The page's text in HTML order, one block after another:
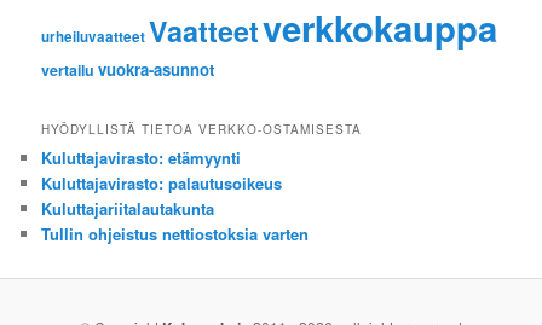
urheiluvaatteetVaatteetverkkokauppa
vertailu vuokra-asunnot
HYÖDYLLISTÄ TIETOA VERKKO-OSTAMISESTA
Kuluttajavirasto: etämyynti
Kuluttajavirasto: palautusoikeus
Kuluttajariitalautakunta
Tullin ohjeistus nettiostoksia varten